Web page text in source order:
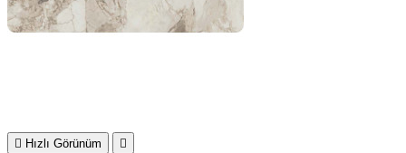
 Hızlı Görünüm 